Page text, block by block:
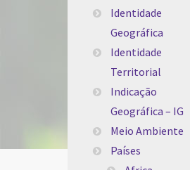
Identidade
Geográfica
Identidade
Territorial
Indicação
Geográfica – IG
Meio Ambiente
Países